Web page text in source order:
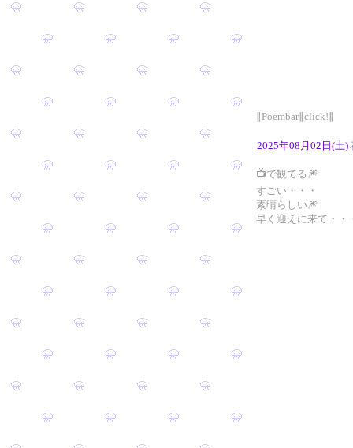
∥Poembar∥click!∥
2025年08月02日(土)
📺で観てる🎆
すごい・・・
素晴らしい🎆
早く迎えに来て・・